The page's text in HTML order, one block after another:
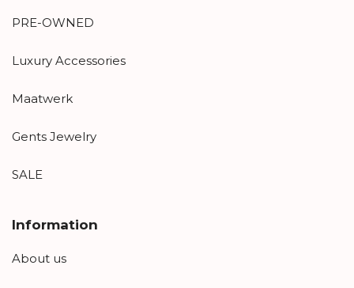
PRE-OWNED
Luxury Accessories
Maatwerk
Gents Jewelry
SALE
Information
About us